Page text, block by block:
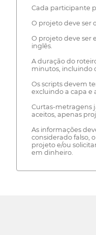
Cada participante
O projeto deve ser
O projeto deve ser
inglês.
A duração do
minutos, incluindo
Os scripts devem
excluindo a capa e
Curtas-metragens
aceitos, apenas
As informações
considerado falso,
projeto e/ou
em dinheiro.